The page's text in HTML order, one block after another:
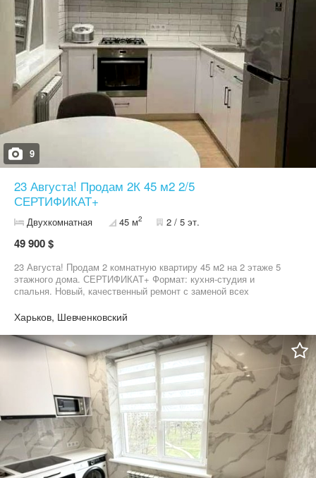
9
23 Августа! Продам 2К 45 м2 2/5
СЕРТИФИКАТ+
Двухкомнатная 45 м2 2 / 5 эт.
49 900 $
23 Августа! Продам 2 комнатную квартиру 45 м2 на 2 этаже 5
этажного дома. СЕРТИФИКАТ+ Формат: кухня-студия и
спальня. Новый, качественный ремонт с заменой всех
ЛУЧШИЙ РАЙОН. Рядом вся необходимая инфраструктура.
Звоните прямо сейчас! Организуем показ квартиры в удобное
для Вас время.
Харьков, Шевченковский